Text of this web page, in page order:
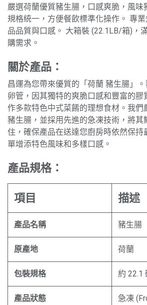
嚴選荷蘭優質豬生腸，口感爽脆，風味
規格統一，方便餐飲標準化操作。 專
品品質與口感。 大箱裝 (22.1LB/箱)，
購需求。
關於產品：
昌運為您帶來優質的「荷蘭 豬生腸」
卵管，因其獨特的爽脆口感和豐富的膠
作多款特色中式菜餚的理想食材。我們
豬生腸，並採用先進的急凍技術，將其
住，確保產品在送達您廚房時依然保持
單增添特色風味和多樣口感。
產品規格：
項目 描述
產品名稱 豬生腸
原產地 荷蘭
包裝規格 約 22.1
產品狀態 急凍